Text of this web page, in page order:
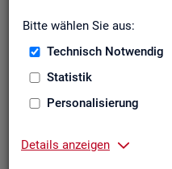
Bitte wählen Sie aus:
Technisch Notwendig
Statistik
Personalisierung
Details anzeigen
Eck­wer­te Ar­beits­markt